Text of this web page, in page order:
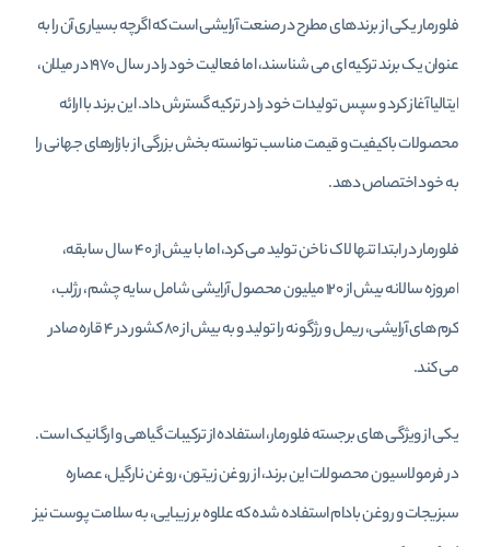
فلورمار یکی از برندهای مطرح در صنعت آرایشی است که اگرچه بسیاری آن را به
عنوان یک برند ترکیه‌ ای می‌ شناسند، اما فعالیت خود را در سال ۱۹۷۰ در میلان،
ایتالیا آغاز کرد و سپس تولیدات خود را در ترکیه گسترش داد. این برند با ارائه
محصولات باکیفیت و قیمت مناسب توانسته بخش بزرگی از بازارهای جهانی را
به خود اختصاص دهد.
فلورمار در ابتدا تنها لاک ناخن تولید می‌ کرد، اما با بیش از ۴۰ سال سابقه،
امروزه سالانه بیش از ۱۲۰ میلیون محصول آرایشی شامل سایه چشم، رژلب،
کرم‌ های آرایشی، ریمل و رژگونه را تولید و به بیش از ۸۰ کشور در ۴ قاره صادر
می‌ کند.
یکی از ویژگی‌ های برجسته فلورمار، استفاده از ترکیبات گیاهی و ارگانیک است.
در فرمولاسیون محصولات این برند، از روغن زیتون، روغن نارگیل، عصاره
سبزیجات و روغن بادام استفاده شده که علاوه بر زیبایی، به سلامت پوست نیز